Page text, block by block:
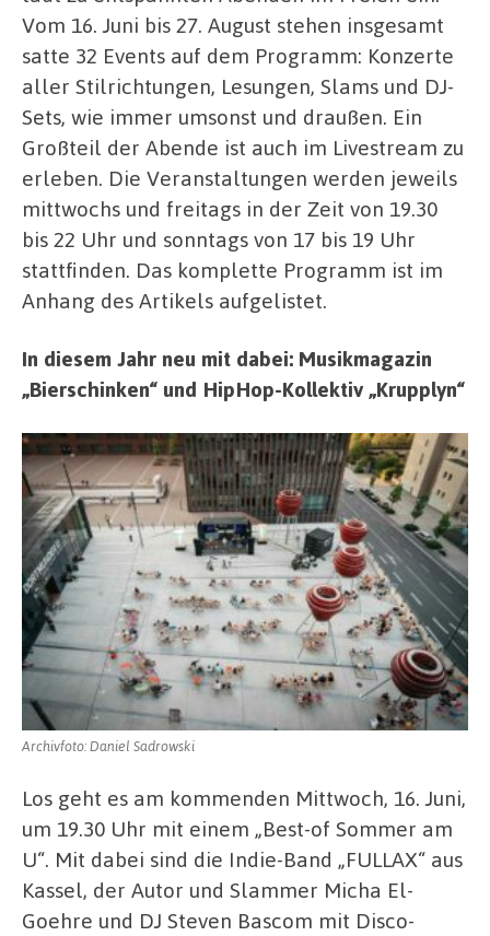
Vom 16. Juni bis 27. August stehen insgesamt
satte 32 Events auf dem Programm: Konzerte
aller Stilrichtungen, Lesungen, Slams und DJ-
Sets, wie immer umsonst und draußen. Ein
Großteil der Abende ist auch im Livestream zu
erleben. Die Veranstaltungen werden jeweils
mittwochs und freitags in der Zeit von 19.30
bis 22 Uhr und sonntags von 17 bis 19 Uhr
stattfinden. Das komplette Programm ist im
Anhang des Artikels aufgelistet.
In diesem Jahr neu mit dabei: Musikmagazin
„Bierschinken“ und HipHop-Kollektiv „Krupplyn“
Archivfoto: Daniel Sadrowski
Los geht es am kommenden Mittwoch, 16. Juni,
um 19.30 Uhr mit einem „Best-of Sommer am
U“. Mit dabei sind die Indie-Band „FULLAX“ aus
Kassel, der Autor und Slammer Micha El-
Goehre und DJ Steven Bascom mit Disco-